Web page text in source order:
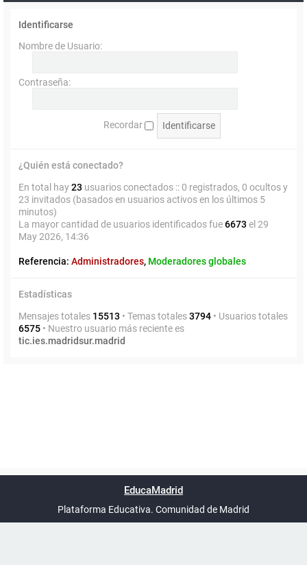
Identificarse
Nombre de Usuario:
Contraseña:
Recordar
¿Quién está conectado?
En total hay23 usuarios conectados :: 0 registrados, 0 ocultos y
23 invitados (basados en usuarios activos en los últimos 5
minutos)
La mayor cantidad de usuarios identificados fue6673 el 29
May 2026, 14:36
Referencia: Administradores, Moderadores globales
Estadísticas
Mensajes totales 15513 • Temas totales3794 • Usuarios totales
6575 • Nuestro usuario más reciente es
tic.ies.madridsur.madrid
UTC+02:00
phpBB España
EducaMadrid
Plataforma Educativa. Comunidad de Madrid